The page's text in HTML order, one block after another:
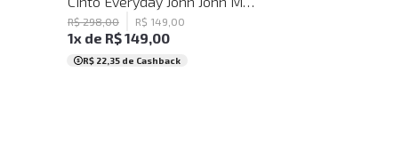
R$ 298,00 R$ 149 00
1x de R$149,00
R$ 22,35 de Cashback